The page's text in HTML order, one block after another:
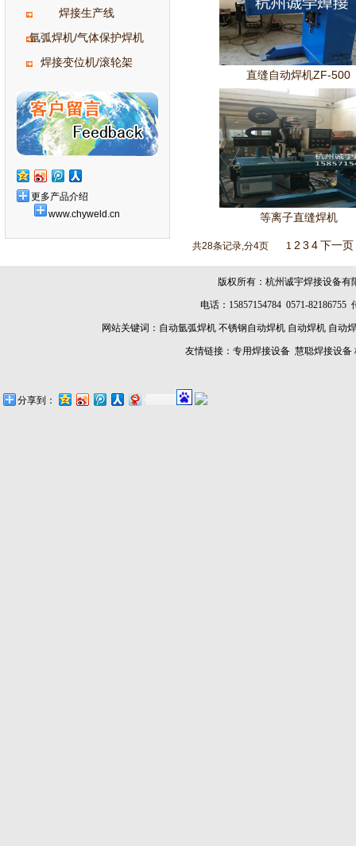
焊接生产线
氩弧焊机/气体保护焊机
焊接变位机/滚轮架
更多产品介绍
www.chyweld.cn
直缝自动焊机ZF-500
等离子直缝焊机
共28条记录,分4页 1 2 3 4下一页
版权所有：杭州诚宇焊接设备
电话：15857154784 0571-
网站关键词： 自动氩弧焊机 不锈钢自动焊机 自动焊机 自动
友情链接：专用焊接设备 慧聪焊接设备
分享到：